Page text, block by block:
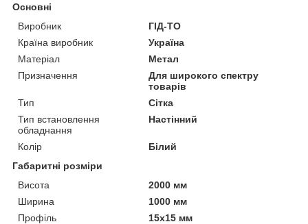
Основні
Виробник
ГІД-ТО
Країна виробник
Україна
Матеріал
Метал
Призначення
Для широкого спектру
товарів
Тип
Сітка
Тип встановлення
обладнання
Настінний
Колір
Білий
Габаритні розміри
Висота
2000 мм
Ширина
1000 мм
Профіль
15х15 мм